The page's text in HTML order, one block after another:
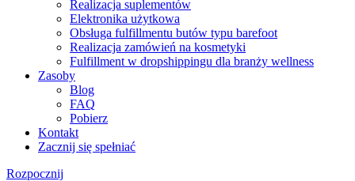
Realizacja suplementów
Elektronika użytkowa
Obsługa fulfillmentu butów typu barefoot
Realizacja zamówień na kosmetyki
Fulfillment w dropshippingu dla branży wellness
Zasoby
Blog
FAQ
Pobierz
Kontakt
Zacznij się spełniać
Rozpocznij